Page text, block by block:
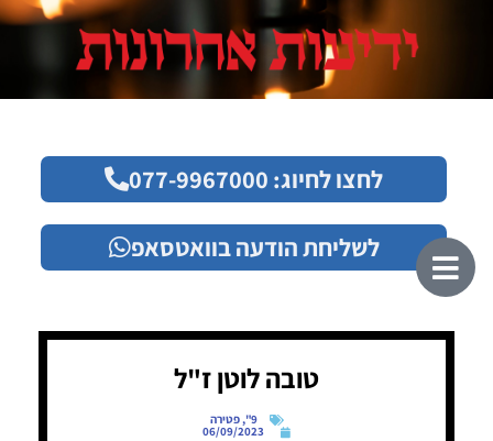
לחצו לחיוג: 077-9967000
לשליחת הודעה בוואטסאפ
טובה לוטן ז"ל
9"
,פטירה
06/09/2023